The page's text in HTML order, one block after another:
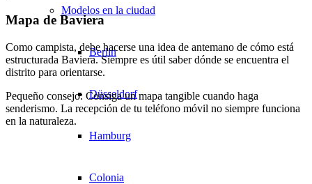
Modelos en la ciudad
Berlin
Düsseldorf
Hamburg
Colonia
Mapa de Baviera
Como campista, debe hacerse una idea de antemano de cómo está
estructurada Baviera. Siempre es útil saber dónde se encuentra el
distrito para orientarse.
Pequeño consejo: Consiga un mapa tangible cuando haga
senderismo. La recepción de tu teléfono móvil no siempre funciona
en la naturaleza.